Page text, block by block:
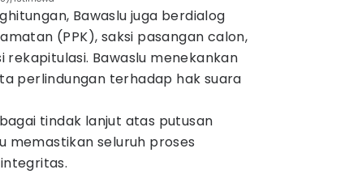
Bawaslu juga berdialog
(PPK), saksi pasangan calon,
rekapitulasi. Bawaslu menekankan
perlindungan terhadap hak suara
tindak lanjut atas putusan
memastikan seluruh proses